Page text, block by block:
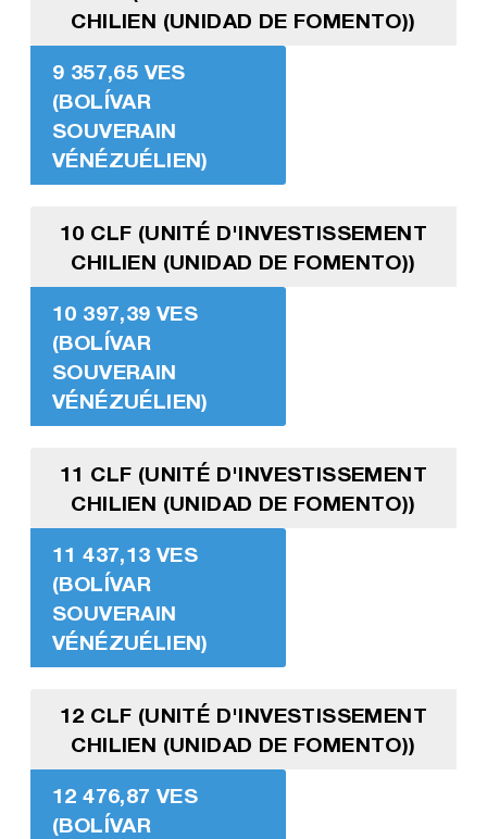
CHILIEN (UNIDAD DE FOMENTO))
9 357,65 VES
(BOLÍVAR
SOUVERAIN
VÉNÉZUÉLIEN)
10 CLF (UNITÉ D'INVESTISSEMENT
CHILIEN (UNIDAD DE FOMENTO))
10 397,39 VES
(BOLÍVAR
SOUVERAIN
VÉNÉZUÉLIEN)
11 CLF (UNITÉ D'INVESTISSEMENT
CHILIEN (UNIDAD DE FOMENTO))
11 437,13 VES
(BOLÍVAR
SOUVERAIN
VÉNÉZUÉLIEN)
12 CLF (UNITÉ D'INVESTISSEMENT
CHILIEN (UNIDAD DE FOMENTO))
12 476,87 VES
(BOLÍVAR